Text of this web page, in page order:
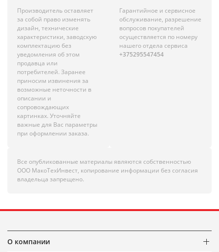
Производитель оставляет
за собой право изменять
дизайн, технические
характеристики, заводскую
комплектацию без
уведомления об этом
продавца или
потребителей. Заранее
приносим извинения за
возможные неточности в
описании и
сопровождающих
картинках. Уточняйте
важные для Вас параметры
при оформлении заказа.
Гарантийное и сервисное
обслуживание, разрешение
вопросов покупателей
осуществляется по номеру
нашего отдела сервиса
+375295547454
Все опубликованные материалы являются собственностью
ООО МакоТехИнвест, копирование информации без согласия
владельца запрещено.
О компании